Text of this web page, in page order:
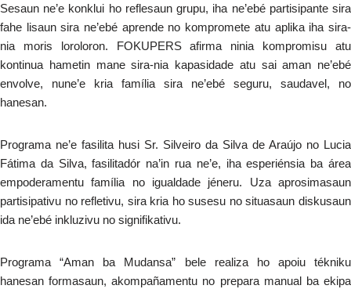
Sesaun ne’e konklui ho reflesaun grupu, iha ne’ebé partisipante sira
fahe lisaun sira ne’ebé aprende no kompromete atu aplika iha sira-
nia moris loroloron. FOKUPERS afirma ninia kompromisu atu
kontinua hametin mane sira-nia kapasidade atu sai aman ne’ebé
envolve, nune’e kria família sira ne’ebé seguru, saudavel, no
hanesan.
Programa ne’e fasilita husi Sr. Silveiro da Silva de Araújo no Lucia
Fátima da Silva, fasilitadór na’in rua ne’e, iha esperiénsia ba área
empoderamentu família no igualdade jéneru. Uza aprosimasaun
partisipativu no refletivu, sira kria ho susesu no situasaun diskusaun
ida ne’ebé inkluzivu no signifikativu.
Programa “Aman ba Mudansa” bele realiza ho apoiu tékniku
hanesan formasaun, akompañamentu no prepara manual ba ekipa